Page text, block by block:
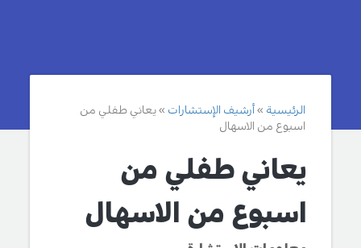
الرئيسية أرشيف الإستشارات
يعاني طفلي من
اسبوع من الاسهال
يعاني طفلي من
اسبوع من الاسهال